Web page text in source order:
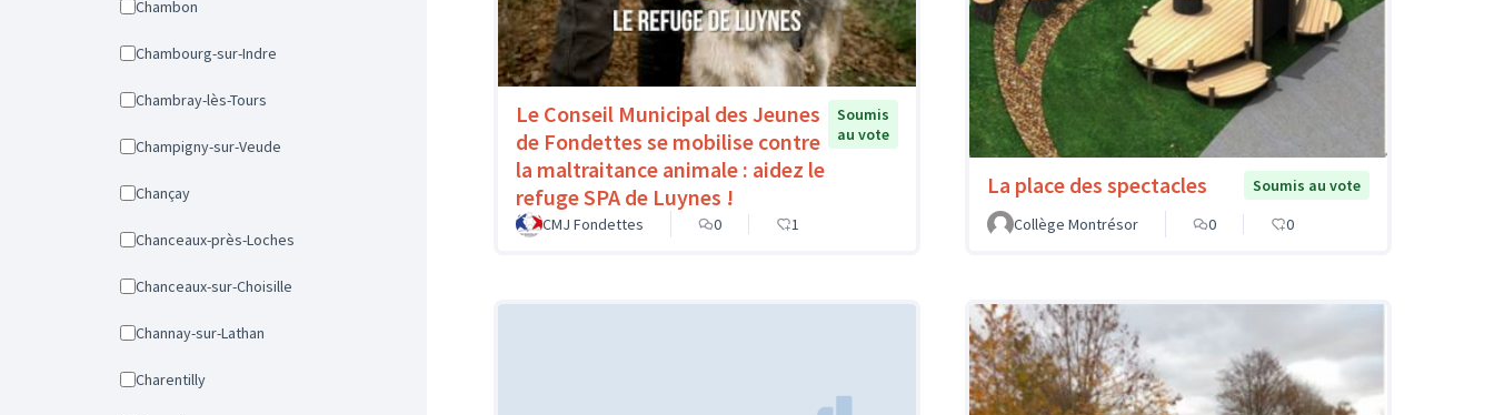
Chambon
Chambourg-sur-Indre
Chambray-lès-Tours
Champigny-sur-Veude
Chançay
Chanceaux-près-Loches
Chanceaux-sur-Choisille
Channay-sur-Lathan
Charentilly
Le Conseil Municipal des Jeunes
de Fondettes se mobilise contre
la maltraitance animale : aidez le
refuge SPA de Luynes !
Soumis
au vote
CMJ Fondettes 0 1
La place des spectacles
Soumis au vote
Collège Montrésor
0 0